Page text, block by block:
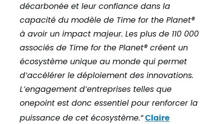
décarbonée et leur confiance dans la
capacité du modèle de Time for the Planet®
à avoir un impact majeur. Les plus de 110 000
associés de Time for the Planet® créent un
écosystème unique au monde qui permet
d’accélérer le déploiement des innovations.
L’engagement d’entreprises telles que
onepoint est donc essentiel pour renforcer la
puissance de cet écosystème.” Claire